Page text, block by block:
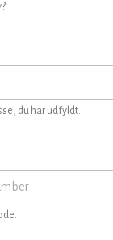
du har udfyldt.